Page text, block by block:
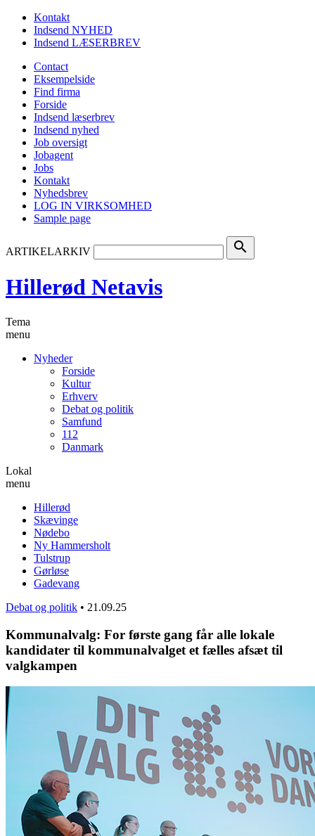
Kontakt
Indsend NYHED
Indsend LÆSERBREV
Contact
Eksempelside
Find firma
Forside
Indsend læserbrev
Indsend nyhed
Job oversigt
Jobagent
Jobs
Kontakt
Nyhedsbrev
LOG IN VIRKSOMHED
Sample page
ARTIKELARKIV search
Hillerød Netavis
Tema
menu
Nyheder
Forside
Kultur
Erhverv
Debat og politik
Samfund
112
Danmark
Lokal
menu
Hillerød
Skævinge
Nødebo
Ny Hammersholt
Tulstrup
Gørløse
Gadevang
Debat og politik • 21.09.25
Kommunalvalg: For første gang får alle lokale
kandidater til kommunalvalget et fælles afsæt til
valgkampen